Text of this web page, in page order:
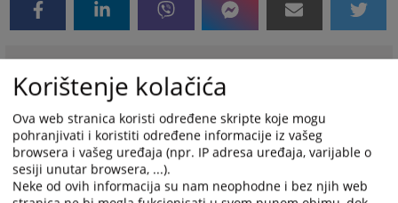
Bivši dodatni suci
Korištenje kolačića
Ova web stranica koristi određene skripte koje mogu
pohranjivati i koristiti određene informacije iz vašeg
browsera i vašeg uređaja (npr. IP adresa uređaja, varijable o
sesiji unutar browsera, ...).
Neke od ovih informacija su nam neophodne i bez njih web